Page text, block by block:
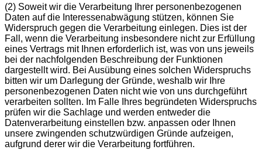
(2) Soweit wir die Verarbeitung Ihrer personenbezogenen
Daten auf die Interessenabwägung stützen, können Sie
Widerspruch gegen die Verarbeitung einlegen. Dies ist der
Fall, wenn die Verarbeitung insbesondere nicht zur Erfüllung
eines Vertrags mit Ihnen erforderlich ist, was von uns jeweils
bei der nachfolgenden Beschreibung der Funktionen
dargestellt wird. Bei Ausübung eines solchen Widerspruchs
bitten wir um Darlegung der Gründe, weshalb wir Ihre
personenbezogenen Daten nicht wie von uns durchgeführt
verarbeiten sollten. Im Falle Ihres begründeten Widerspruchs
prüfen wir die Sachlage und werden entweder die
Datenverarbeitung einstellen bzw. anpassen oder Ihnen
unsere zwingenden schutzwürdigen Gründe aufzeigen,
aufgrund derer wir die Verarbeitung fortführen.